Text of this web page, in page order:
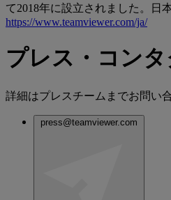
て2018年に設立されました。日
https://www.teamviewer.com/ja/
プレス・コンタ
詳細はプレスチームまでお問い
press@teamviewer.com